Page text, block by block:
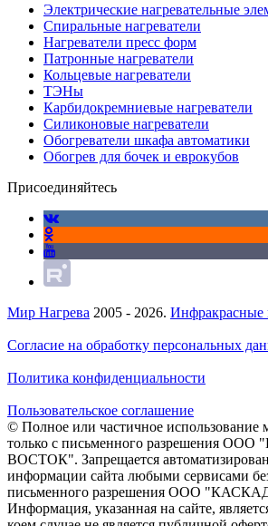
Электрические нагревательные
Спиральные нагреватели
Нагреватели пресс форм
Патронные нагреватели
Кольцевые нагреватели
ТЭНы
Карбидокремниевые нагреватели
Силиконовые нагреватели
Обогреватели шкафа автоматики
Обогрев для бочек и еврокубов
Присоединяйтесь
Мир Нагрева 2005 - 2026. Инфракрасные
Согласие на обработку персональных
Политика конфиденциальности
Пользовательское соглашение
© Полное или частичное использование
только с письменного разрешения
ВОСТОК". Запрещается
информации сайта любыми сервисами
письменного разрешения ООО
Информация, указанная на сайте,